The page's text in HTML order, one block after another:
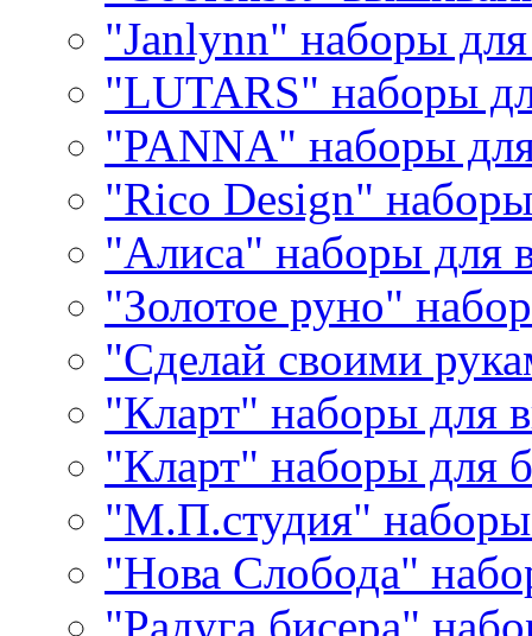
"Janlynn" наборы
"LUTARS" наборы
"PANNA" наборы
"Rico Design"
"Алиса" наборы для
"Золотое руно"
"Сделай своими
"Кларт" наборы для
"Кларт" наборы для
"М.П.студия"
"Нова Слобода"
"Радуга бисера"